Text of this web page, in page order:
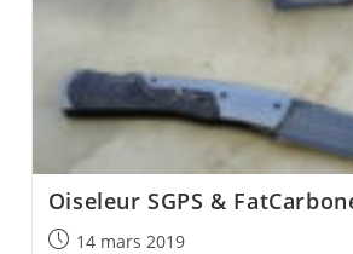
Oiseleur SGPS &
Post14 mars 2019